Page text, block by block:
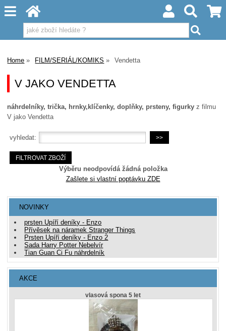
Home FILM/SERIÁL/KOMIKS Vendetta
V JAKO VENDETTA
náhrdelníky, trička, hrnky,klíčenky, doplňky, prsteny, figurky z filmu
V jako Vendetta
vyhledat:
Výběru neodpovídá žádná položka
Zašlete si vlastní poptávku ZDE
NOVINKY
prsten Upíří deníky - Enzo
Přívěsek na náramek Stranger Things
Prsten Upíří deníky - Enzo 2
Sada Harry Potter Nebelvír
Tian Guan Ci Fu náhrdelník
AKCE
vlasová spona 5 let